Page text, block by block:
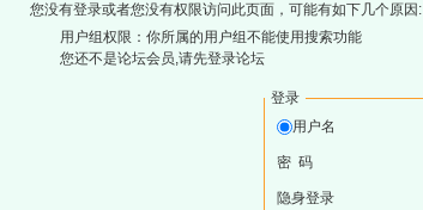
您没有登录或者您没有权限访问此页面，可能有如下几个原因:
用户组权限：你所属的用户组不能使用搜索功能
您还不是论坛会员,请先登录论坛
登录
用户名
密 码
隐身登录